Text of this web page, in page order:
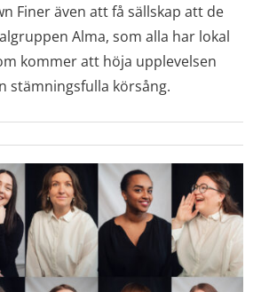
Finer även att få sällskap att de
Alma, som alla har lokal
kommer att höja upplevelsen
stämningsfulla körsång.